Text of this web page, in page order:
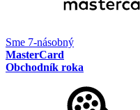
Sme 7-násobný
MasterCard
Obchodník roka